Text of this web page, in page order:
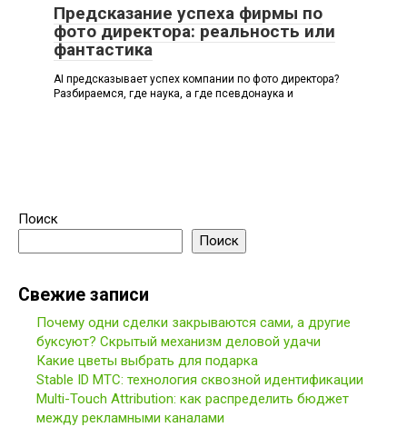
Предсказание успеха фирмы по
фото директора: реальность или
фантастика
AI предсказывает успех компании по фото директора?
Разбираемся, где наука, а где псевдонаука и
Поиск
Поиск
Свежие записи
Почему одни сделки закрываются сами, а другие
буксуют? Скрытый механизм деловой удачи
Какие цветы выбрать для подарка
Stable ID МТС: технология сквозной идентификации
Multi-Touch Attribution: как распределить бюджет
между рекламными каналами